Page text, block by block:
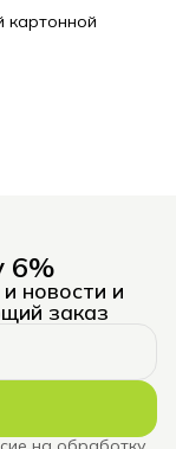
картонной
6%
новости и
заказ